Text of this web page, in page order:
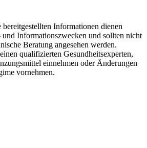
Informationen dienen
Informationszwecken und sollten nicht
Beratung angesehen werden.
qualifizierten Gesundheitsexperten,
einnehmen oder Änderungen
vornehmen.